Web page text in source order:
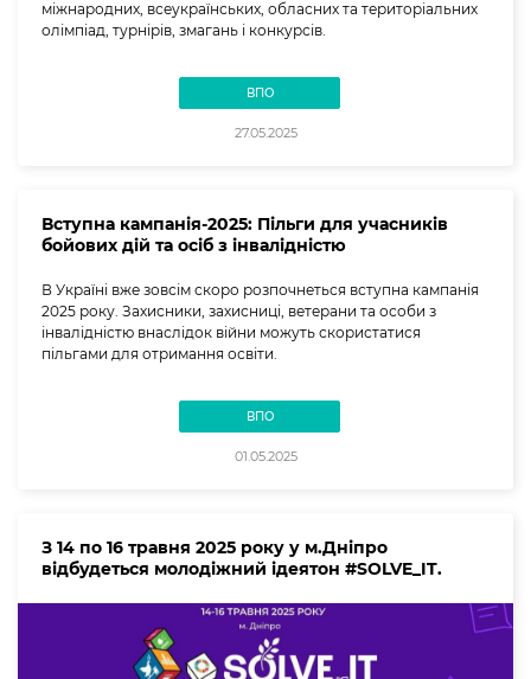
міжнародних, всеукраїнських, обласних та територіальних
олімпіад, турнірів, змагань і конкурсів.
ВПО
27.05.2025
Вступна кампанія-2025: Пільги для учасників
бойових дій та осіб з інвалідністю
В Україні вже зовсім скоро розпочнеться вступна кампанія
2025 року. Захисники, захисниці, ветерани та особи з
інвалідністю внаслідок війни можуть скористатися
пільгами для отримання освіти.
ВПО
01.05.2025
З 14 по 16 травня 2025 року у м.Дніпро
відбудеться молодіжний ідеятон #SOLVE_IT.